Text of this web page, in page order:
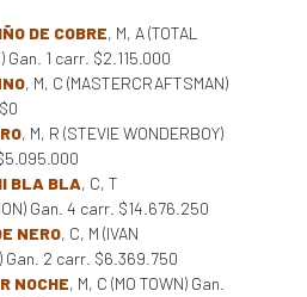
DE COBRE, M, A (TOTAL
Gan. 1 carr. $2.115.000
, M, C (MASTERCRAFTSMAN)
, M, R (STEVIE WONDERBOY)
BLA BLA, C, T
Gan. 4 carr. $14.676.250
NERO, C, M (IVAN
Gan. 2 carr. $6.369.750
NOCHE, M, C (MO TOWN) Gan.